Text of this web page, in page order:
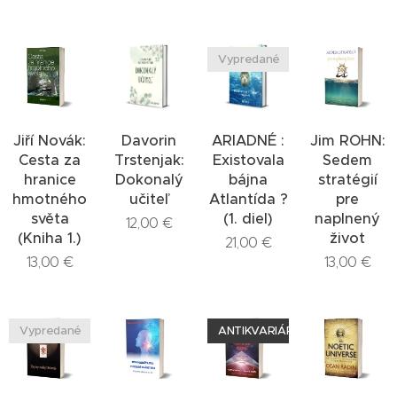
Jiří Novák:
Cesta za
hranice
hmotného
světa
(Kniha 1.)
13,00 €
Davorin
Trstenjak:
Dokonalý
učiteľ
12,00 €
ARIADNÉ :
Existovala
bájna
Atlantída ?
(1. diel)
Vypredané
21,00 €
Jim ROHN:
Sedem
stratégií
pre
naplnený
život
13,00 €
Vypredané ANTIKVARIÁR